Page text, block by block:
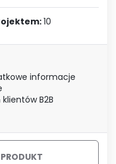
10
informacje
B2B